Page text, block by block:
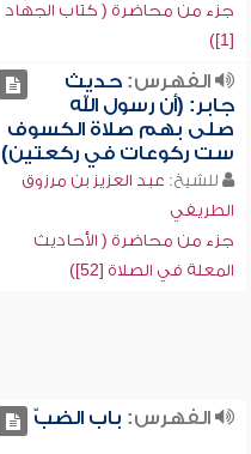
جزء من محاضرة ( كتاب الجهاد
[1])
الفهرس:حديث
جابر: (أن رسول الله
صلى بهم صلاة الكسوف
ست ركوعات في ركعتين)
للشيخ: عبد العزيز بن مرزوق
الطريفي
جزء من محاضرة ( الأحاديث
المعلة في الصلاة [52])
الفهرس: باب الضبّ